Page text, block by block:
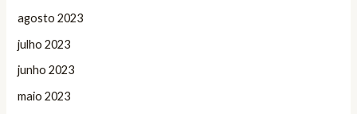
agosto 2023
julho 2023
junho 2023
maio 2023